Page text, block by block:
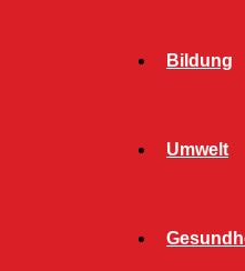
Bildung
Umwelt